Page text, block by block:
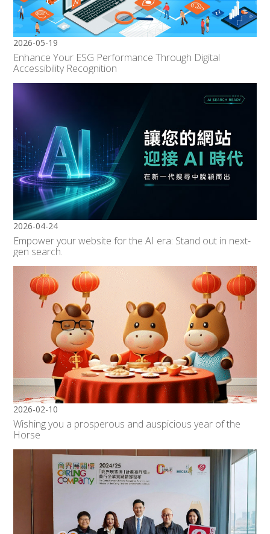
2026-05-19
Enhance Your ESG Performance Through Digital
Accessibility Recognition
2026-04-24
Empower your website for the AI era: Stand out in next-
gen search.
2026-02-10
Wishing you a prosperous and auspicious year of the
Horse